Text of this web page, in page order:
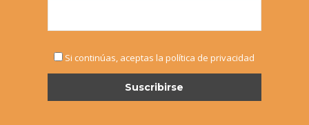
NOTICIAS
Si continúas, aceptas la política de privacidad